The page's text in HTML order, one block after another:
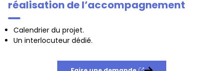
réalisation de l’accompagnement
Calendrier du projet.
Un interlocuteur dédié.